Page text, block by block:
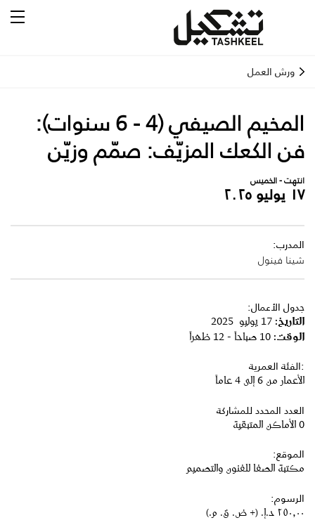
ورش العمل
المخيم الصيفي (4 - 6 سنوات):
فن الكعك المزيّف: صمّم وزيّن
انتهت - الخميس
١٧ يوليو ٢٠٢٥
المدرب:
شينا فينول
جدول الأعمال:
التاريخ:
الوقت:
:الفئة العمرية
الأعمار من 6 إلى 4 عاماً
العدد المحدد للمشاركة
0 الأماكن المتبقية
الموقع:
مكتبة الصفا للفنون والتصميم
الرسوم:
٢٥٠٫٠٠ د.إ.‏ (+ ض. ق. م.)